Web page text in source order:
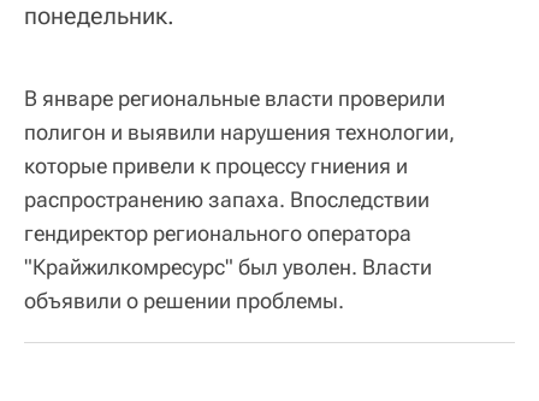
понедельник.
В январе региональные власти проверили
полигон и выявили нарушения технологии,
которые привели к процессу гниения и
распространению запаха. Впоследствии
гендиректор регионального оператора
"Крайжилкомресурс" был уволен. Власти
объявили о решении проблемы.